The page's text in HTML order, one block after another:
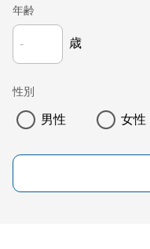
年齢
歳
性別
男性 女性